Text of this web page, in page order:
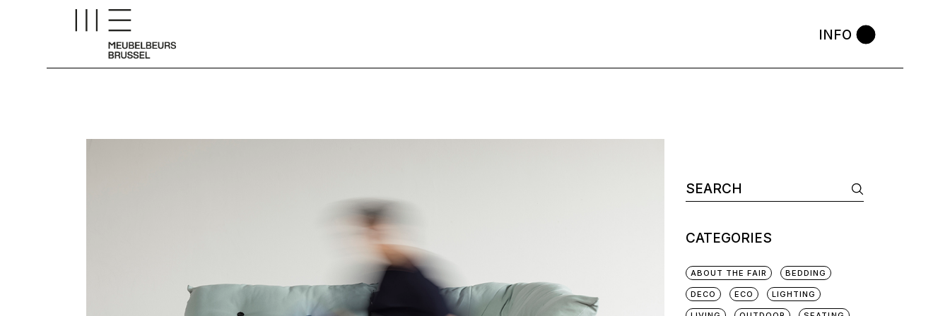
INFO
CATEGORIES
ABOUT THE FAIR BEDDING
DECO ECO LIGHTING